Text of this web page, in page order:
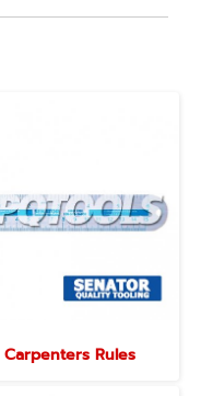
Carpenters Rules